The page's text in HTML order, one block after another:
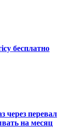
бесплатно
перевал
на месяц